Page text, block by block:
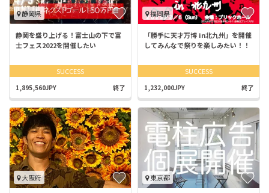
静岡県
静岡を盛り上げる！富士山の下で富
士フェス2022を開催したい
SUCCESS
1,895,560JPY 終了
福岡県
「勝手に天才万博 in北九州」を開催
してみんなで祭りを楽しみたい！！
SUCCESS
1,232,000JPY 終了
大阪府 東京都